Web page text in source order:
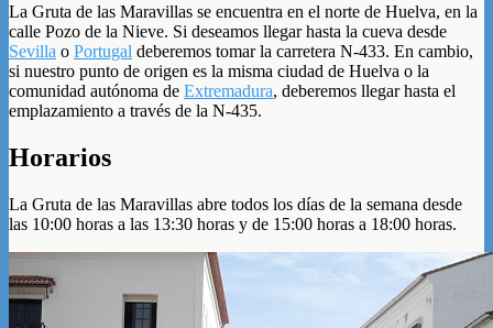
La Gruta de las Maravillas se encuentra en el norte de Huelva, en la
calle Pozo de la Nieve. Si deseamos llegar hasta la cueva desde
Sevilla o Portugal deberemos tomar la carretera N-433. En cambio,
si nuestro punto de origen es la misma ciudad de Huelva o la
comunidad autónoma de Extremadura, deberemos llegar hasta el
emplazamiento a través de la N-435.
Horarios
La Gruta de las Maravillas abre todos los días de la semana desde
las 10:00 horas a las 13:30 horas y de 15:00 horas a 18:00 horas.